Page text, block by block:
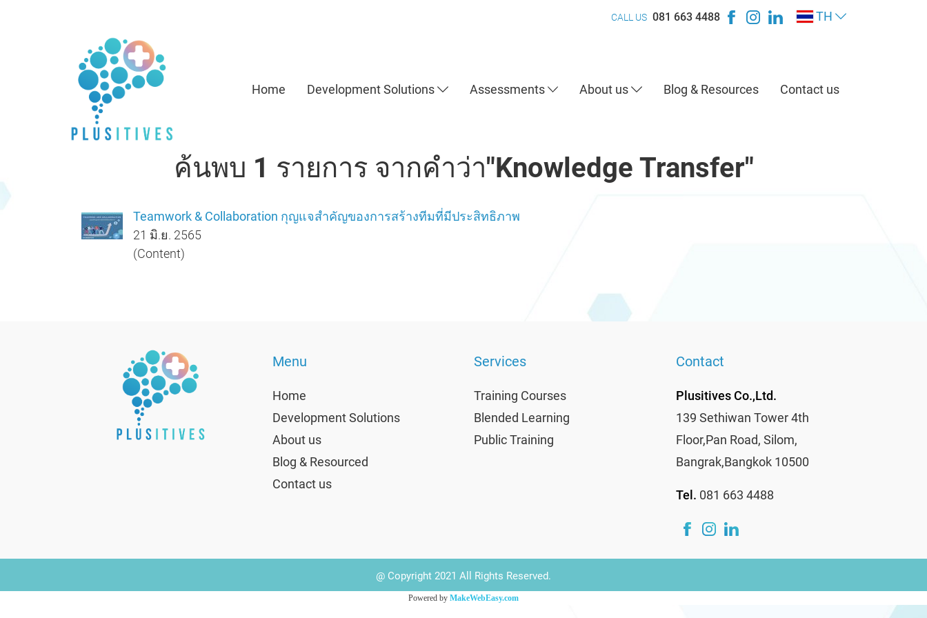
CALL US 081 663 4488 TH
Home Development Solutions Assessments About us Blog & Resources Contact us
ค้นพบ 1 รายการ จากคำว่า"Knowledge Transfer"
Teamwork & Collaboration กุญแจสำคัญของการสร้างทีมที่มีประสิทธิภาพ
21 มิ.ย. 2565
(Content)
Menu
Home
Development Solutions
About us
Blog & Resourced
Contact us
Services
Training Courses
Blended Learning
Public Training
Contact
Plusitives Co.,Ltd.
139 Sethiwan Tower 4th
Floor,Pan Road, Silom,
Bangrak,Bangkok 10500
Tel. 081 663 4488
@ Copyright 2021 All Rights Reserved.
Powered by MakeWebEasy.com